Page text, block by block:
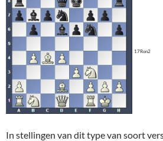
17Ron2
In stellingen van dit type van soort